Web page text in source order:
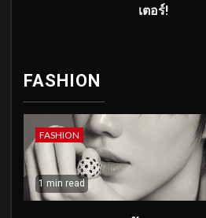
เตอร์!
FASHION
FASHION
1 min read